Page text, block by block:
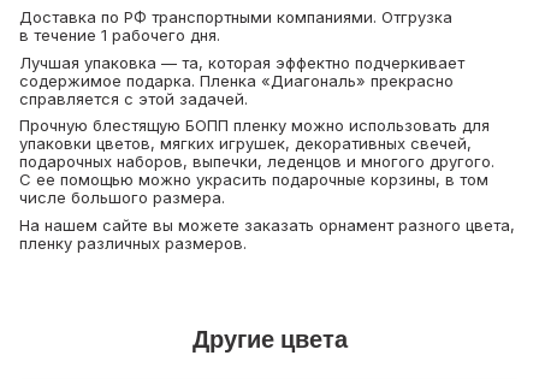
Доставка по РФ транспортными компаниями. Отгрузка
в течение 1 рабочего дня.
Лучшая упаковка — та, которая эффектно подчеркивает
содержимое подарка. Пленка «Диагональ» прекрасно
справляется с этой задачей.
Прочную блестящую БОПП пленку можно использовать для
упаковки цветов, мягких игрушек, декоративных свечей,
подарочных наборов, выпечки, леденцов и многого другого.
С ее помощью можно украсить подарочные корзины, в том
числе большого размера.
На нашем сайте вы можете заказать орнамент разного цвета,
пленку различных размеров.
Другие цвета